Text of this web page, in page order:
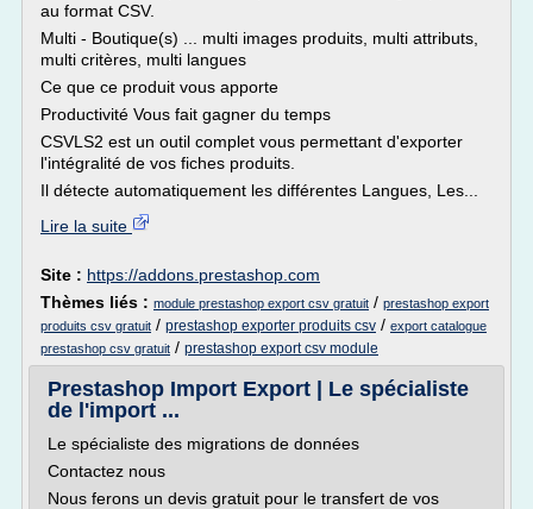
au format CSV.
Multi - Boutique(s) ... multi images produits, multi attributs,
multi critères, multi langues
Ce que ce produit vous apporte
Productivité Vous fait gagner du temps
CSVLS2 est un outil complet vous permettant d'exporter
l'intégralité de vos fiches produits.
Il détecte automatiquement les différentes Langues, Les...
Lire la suite
Site : https://addons.prestashop.com
Thèmes liés : module prestashop export csv gratuit / prestashop export
produits csv gratuit / prestashop exporter produits csv / export catalogue
prestashop csv gratuit / prestashop export csv module
Prestashop Import Export | Le spécialiste
de l'import ...
Le spécialiste des migrations de données
Contactez nous
Nous ferons un devis gratuit pour le transfert de vos